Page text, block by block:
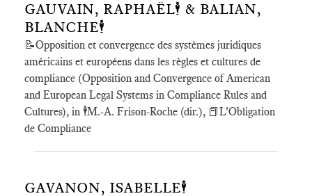
GAUVAIN, RAPHAËL🕴️ & BALIAN,
BLANCHE🕴️
📝Opposition et convergence des systèmes juridiques
américains et européens dans les règles et cultures de
compliance (Opposition and Convergence of American
and European Legal Systems in Compliance Rules and
Cultures), in 🕴️M.-A. Frison-Roche (dir.), 📕L'Obligation
de Compliance
GAVANON, ISABELLE🕴️